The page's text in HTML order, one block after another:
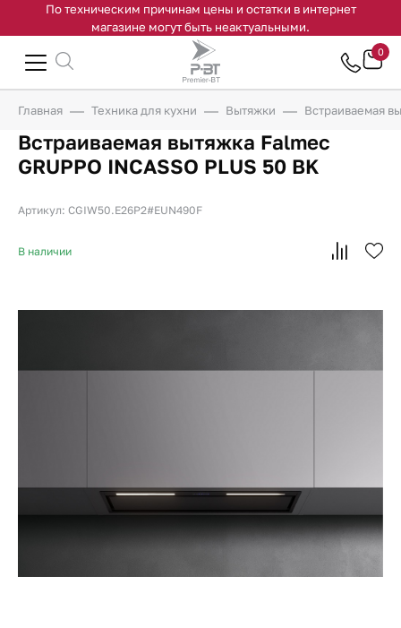
По техническим причинам цены и остатки в интернет
магазине могут быть неактуальными.
0
Главная Техника для кухни Вытяжки Встраиваемая
Встраиваемая вытяжка Falmec
GRUPPO INCASSO PLUS 50 BK
Артикул: CGIW50.E26P2#EUN490F
В наличии